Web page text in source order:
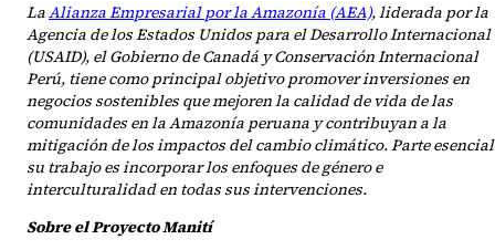
LaAlianza Empresarial por la Amazonía (AEA), liderada por la
Agencia de los Estados Unidos para el Desarrollo Internacional
(USAID), el Gobierno de Canadá y Conservación Internacional
Perú, tiene como principal objetivo promover inversiones en
negocios sostenibles que mejoren la calidad de vida de las
comunidades en la Amazonía peruana y contribuyan a la
mitigación de los impactos del cambio climático. Parte esencial
su trabajo es incorporar los enfoques de género e
interculturalidad en todas sus intervenciones.
Sobre el Proyecto Manití